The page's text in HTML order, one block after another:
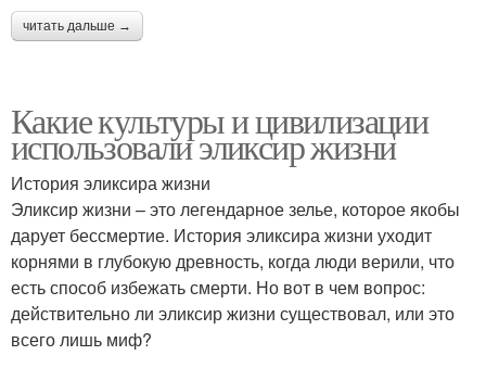
читать дальше →
Какие культуры и цивилизации
использовали эликсир жизни
История эликсира жизни
Эликсир жизни – это легендарное зелье, которое якобы
дарует бессмертие. История эликсира жизни уходит
корнями в глубокую древность, когда люди верили, что
есть способ избежать смерти. Но вот в чем вопрос:
действительно ли эликсир жизни существовал, или это
всего лишь миф?